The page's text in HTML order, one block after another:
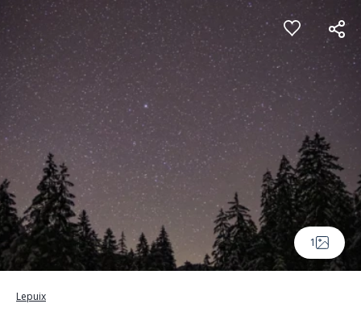
Panneau de gestion des cookies
1
Lepuix